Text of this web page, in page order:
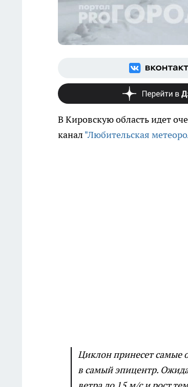
В Кировскую область идет
канал "Любительская
Циклон принесет самые
в самый эпицентр.